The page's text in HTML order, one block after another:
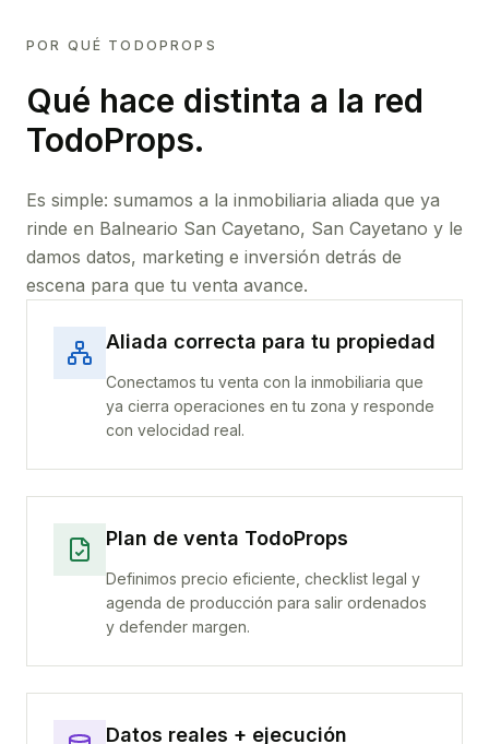
POR QUÉ TODOPROPS
Qué hace distinta a la red
TodoProps.
Es simple: sumamos a la inmobiliaria aliada que ya
rinde en Balneario San Cayetano, San Cayetano y le
damos datos, marketing e inversión detrás de
escena para que tu venta avance.
Aliada correcta para tu propiedad
Conectamos tu venta con la inmobiliaria que
ya cierra operaciones en tu zona y responde
con velocidad real.
Plan de venta TodoProps
Definimos precio eficiente, checklist legal y
agenda de producción para salir ordenados
y defender margen.
Datos reales + ejecución